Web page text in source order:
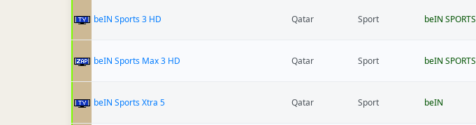
beIN Sports 3 HD Qatar Sport beIN SPORTS
beIN Sports Max 3 HD Qatar Sport beIN SPORTS
beIN Sports Xtra 5 Qatar Sport beIN